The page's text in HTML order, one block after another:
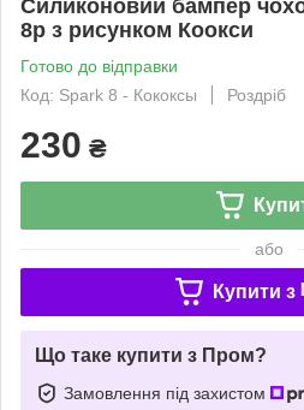
Силиконовий бампер
8p з рисунком Коокси
Готово до відправки
Код: Spark 8 - Кококсы
Роздріб
230 ₴
або
Купити з
Що таке купити з Пром?
Замовлення під захистом